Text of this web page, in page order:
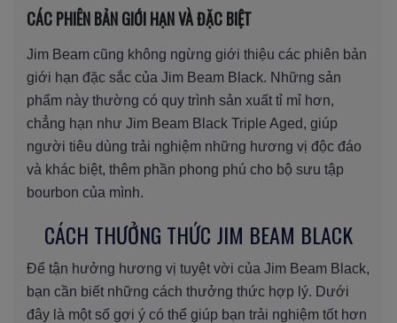
CÁC PHIÊN BẢN GIỚI HẠN VÀ ĐẶC BIỆT
Jim Beam cũng không ngừng giới thiệu các phiên bản
giới hạn đặc sắc của Jim Beam Black. Những sản
phẩm này thường có quy trình sản xuất tỉ mỉ hơn,
chẳng hạn như Jim Beam Black Triple Aged, giúp
người tiêu dùng trải nghiệm những hương vị độc đáo
và khác biệt, thêm phần phong phú cho bộ sưu tập
bourbon của mình.
CÁCH THƯỞNG THỨC JIM BEAM BLACK
Để tận hưởng hương vị tuyệt vời của Jim Beam Black,
bạn cần biết những cách thưởng thức hợp lý. Dưới
đây là một số gợi ý có thể giúp bạn trải nghiệm tốt hơn